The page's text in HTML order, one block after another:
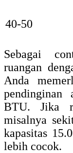
40-50
Sebagai
ruangan
Anda
pendinginan
BTU. Jika
misalnya
kapasitas
lebih cocok.